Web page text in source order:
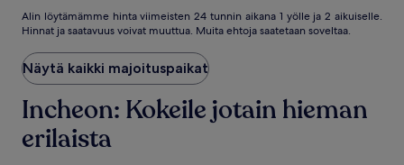
Alin
löytämämme
viimeisten
24
tunnin
aikana
yölle
Alin löytämämme hinta viimeisten 24 tunnin aikana 1 yölle ja 2 aikuiselle.
Hinnat ja saatavuus voivat muuttua. Muita ehtoja saatetaan soveltaa.
Näytä kaikki majoituspaikat
Incheon: Kokeile jotain hieman
erilaista